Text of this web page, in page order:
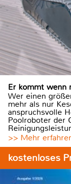
Er kommt wenn
Wer einen
mehr als nur
anspruchsvolle
Poolroboter der
>> Mehr
kostenloses